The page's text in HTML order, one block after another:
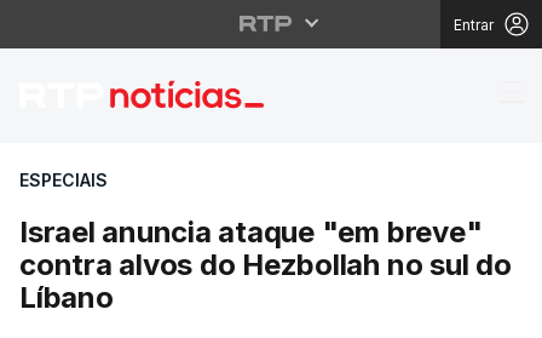
Entrar
Israel anuncia ataque
ESPECIAIS
Israel anuncia ataque "em breve"
contra alvos do Hezbollah no sul do
Líbano